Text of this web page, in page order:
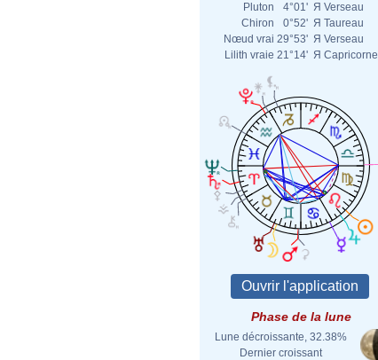
Pluton
4°01' Я Verseau
Chiron
0°52' Я Taureau
Nœud vrai 29°53' Я Verseau
Lilith vraie 21°14' Я Capricorne
Phase de la lune
Lune décroissante, 32.38%
Dernier croissant